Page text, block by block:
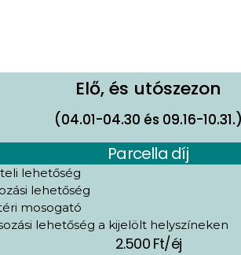
Elő, és utószezon
(04.01-04.30 és 09.16-10.31.)
Parcella díj
lehetőség
lehetőség
mosogató
lehetőség a kijelölt helyszíneken
2.500 Ft/éj